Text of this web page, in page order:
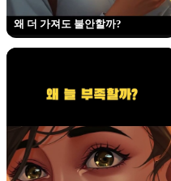
왜 더 가져도 불안할까?